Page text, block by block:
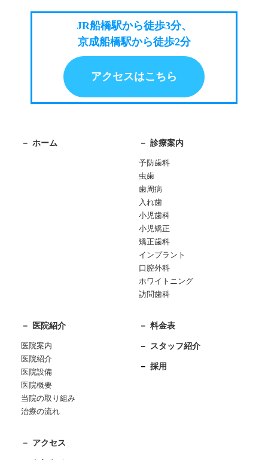
JR船橋駅から徒歩3分、
京成船橋駅から徒歩2分
アクセスはこちら
ホーム 診療案内
予防歯科
虫歯
歯周病
入れ歯
小児歯科
小児矯正
矯正歯科
インプラント
口腔外科
ホワイトニング
訪問歯科
医院紹介
医院案内
医院紹介
医院設備
医院概要
当院の取り組み
治療の流れ
料金表
スタッフ紹介
採用
アクセス